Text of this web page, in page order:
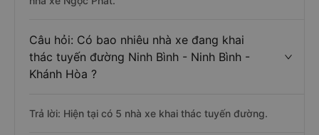
Câu hỏi: Có bao nhiêu nhà xe đang khai
thác tuyến đường Ninh Bình - Ninh Bình -
Khánh Hòa ?
Trả lời: Hiện tại có 5 nhà xe khai thác tuyến đường.